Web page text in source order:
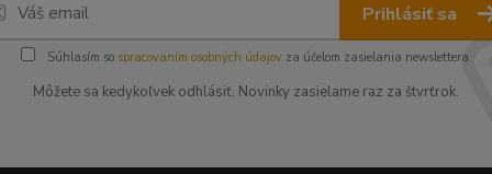
Prihlásiť sa
Súhlasím so spracovaním osobných údajovza účelom zasielania newslettera.
Môžete sa kedykoľvek odhlásiť. Novinky zasielame raz za štvrťrok.